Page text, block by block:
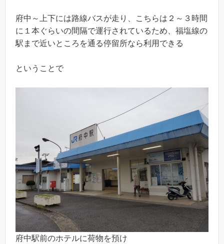
府中～上下には路線バスが走り、こちらは２～３時間
に１本ぐらいの間隔で運行されているため、福塩線の
駅まで近いところを通る停留所なら利用できる
ということで
府中駅前のホテルに荷物を預け